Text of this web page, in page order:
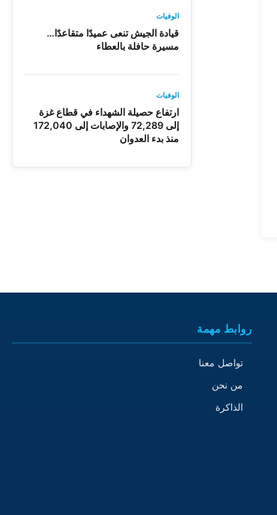
الوفيات
قيادة الجيش تنعى عميدًا متقاعدًا…
مسيرة حافلة بالعطاء
الوفيات
ارتفاع حصيلة الشهداء في قطاع غزة
إلى 72,289 والإصابات إلى 172,040
منذ بدء العدوان
روابط مهمة
تواصل معنا
من نحن
الذاكرة